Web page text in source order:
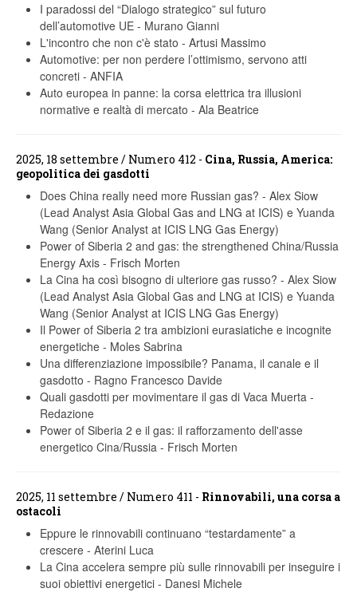
I paradossi del “Dialogo strategico” sul futuro
dell’automotive UE - Murano Gianni
L'incontro che non c'è stato - Artusi Massimo
Automotive: per non perdere l’ottimismo, servono atti
concreti - ANFIA
Auto europea in panne: la corsa elettrica tra illusioni
normative e realtà di mercato - Ala Beatrice
2025, 18 settembre / Numero 412 - Cina, Russia, America:
geopolitica dei gasdotti
Does China really need more Russian gas? - Alex Siow
(Lead Analyst Asia Global Gas and LNG at ICIS) e Yuanda
Wang (Senior Analyst at ICIS LNG Gas Energy)
Power of Siberia 2 and gas: the strengthened China/Russia
Energy Axis - Frisch Morten
La Cina ha così bisogno di ulteriore gas russo? - Alex Siow
(Lead Analyst Asia Global Gas and LNG at ICIS) e Yuanda
Wang (Senior Analyst at ICIS LNG Gas Energy)
Il Power of Siberia 2 tra ambizioni eurasiatiche e incognite
energetiche - Moles Sabrina
Una differenziazione impossibile? Panama, il canale e il
gasdotto - Ragno Francesco Davide
Quali gasdotti per movimentare il gas di Vaca Muerta -
Redazione
Power of Siberia 2 e il gas: il rafforzamento dell'asse
energetico Cina/Russia - Frisch Morten
2025, 11 settembre / Numero 411 - Rinnovabili, una corsa a
ostacoli
Eppure le rinnovabili continuano “testardamente” a
crescere - Aterini Luca
La Cina accelera sempre più sulle rinnovabili per inseguire i
suoi obiettivi energetici - Danesi Michele